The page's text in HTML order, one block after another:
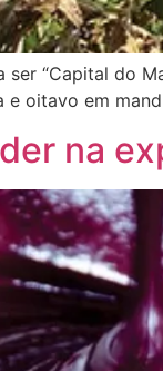
ser “Capital do
e oitavo em
na